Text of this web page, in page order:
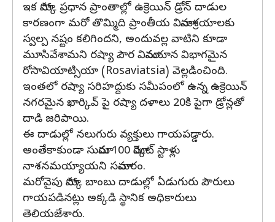
ఇక మాస్కో ప్రధాన ప్రాంతాల్లో ఉక్రెయిన్ డ్రోన్ దాడుల
కారణంగా మరో తొమ్మిది ప్రాంతీయ విమానాశ్రయాలకు
స్వల్ప నష్టం కలిగిందని, అందువల్ల వాటిని కూడా
మూసివేశామని రష్యా పౌర విమానయాన విభాగమైన
రోసావియాట్సియా (Rosaviatsia) వెల్లడించింది.
ఇంతలో రష్యా సరిహద్దుకు సమీపంలో ఉన్న ఉక్రెయిన్‌
నగరమైన ఖార్కివ్‌ పై రష్యా దళాలు 20కి పైగా డ్రోన్లతో
దాడి జరిపాయి.
ఈ దాడుల్లో నలుగురు వ్యక్తులు గాయపడ్డారు.
అంతేకాకుండా సుమారు 100 మార్కెట్‌ స్టాళ్లు
నాశనమయ్యాయని సమాచారం.
మరోవైపు మాస్కో బాంబు దాడుల్లో ఏడుగురు పౌరులు
గాయపడినట్లు అక్కడి స్థానిక అధికారులు
తెలియజేశారు.